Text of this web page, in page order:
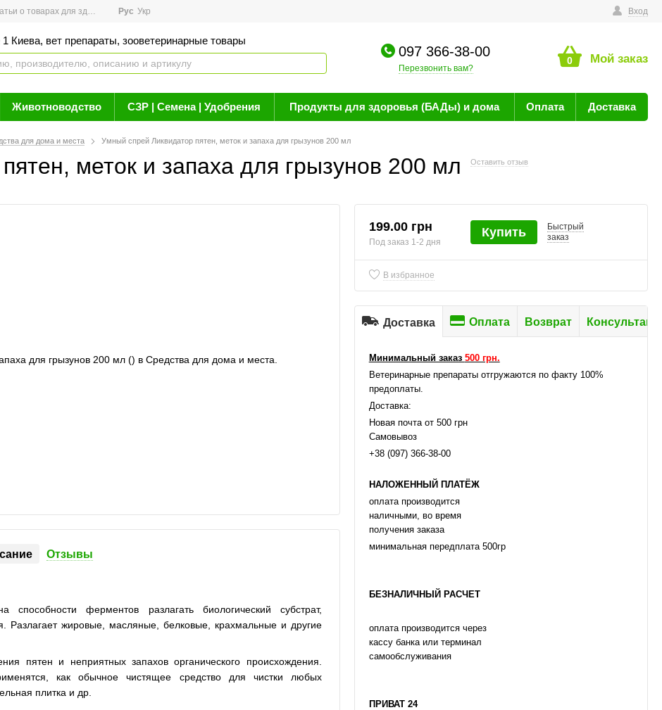
о товарах для здоровья Новости Вход
Рус Укр
Киева, вет препараты, зооветеринарные товары
097 366-38-00
Перезвонить вам?
0 Мой заказ
Животноводство СЗР | Семена | Удобрения Продукты для здоровья (БАДы) и дома Оплата Доставка
для дома и места Умный спрей Ликвидатор пятен, меток и запаха для грызунов 200 мл
меток и запаха для грызунов 200 мл Оставить отзыв
Отзывы
способности ферментов разлагать биологический субстрат,
Разлагает жировые, масляные, белковые, крахмальные и другие
пятен и неприятных запахов органического происхождения.
как обычное чистящее средство для чистки любых
плитка и др.
199.00 грн
Под заказ 1-2 дня
Купить
Быстрый
заказ
В избранное
Доставка Оплата Возврат
Минимальный заказ 500 грн.
Ветеринарные препараты отгружаются по факту 100%
предоплаты.
Доставка:
Новая почта от 500 грн
Самовывоз
+38 (097) 366-38-00
НАЛОЖЕННЫЙ ПЛАТЁЖ
оплата производится
наличными, во время
получения заказа
минимальная передплата 500гр
БЕЗНАЛИЧНЫЙ РАСЧЕТ
оплата производится через
кассу банка или терминал
самообслуживания
ПРИВАТ 24